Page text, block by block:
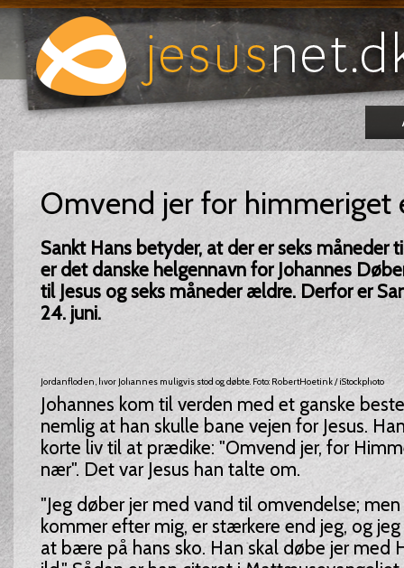
Omvend jer for
Sankt Hans betyder, at der er seks måneder
er det danske helgennavn for Johannes
til Jesus og seks måneder ældre. Derfor er
24. juni.
Jordanfloden, hvor Johannes muligvis stod og døbte. Foto: RobertHoetink / iStockphoto
Johannes kom til verden med et ganske
nemlig at han skulle bane vejen for Jesus.
korte liv til at prædike: "Omvend jer, for
nær". Det var Jesus han talte om.
"Jeg døber jer med vand til omvendelse;
kommer efter mig, er stærkere end jeg, og
at bære på hans sko. Han skal døbe jer med